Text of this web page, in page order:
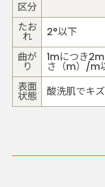
区分
たお
れ
2°以下
曲が
り
1mにつき
さ（m）/m
表面
状態 酸洗肌でキ